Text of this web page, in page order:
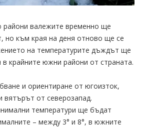
райони валежите временно ще
но към края на деня отново ще се
на температурите дъждът ще
в крайните южни райони от страната.
и ориентиране от югоизток,
вятърът от северозапад.
температури ще бъдат
– между 3° и 8°, в южните